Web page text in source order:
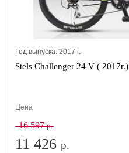
Год выпуска: 2017 г.
Stels Challenger 24 V ( 2017г.)
Цена
16 597р.
11 426 р.